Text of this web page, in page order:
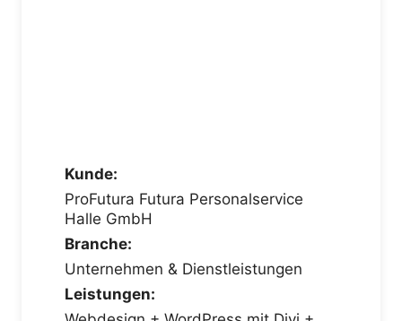
Kunde:
ProFutura Futura Personalservice
Halle GmbH
Branche:
Unternehmen & Dienstleistungen
Leistungen: